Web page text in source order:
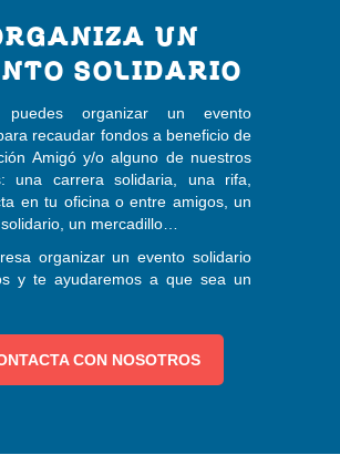
UN
SOLIDARIO
puedes organizar un evento
recaudar fondos a beneficio de
Amigó y/o alguno de nuestros
una carrera solidaria, una rifa,
en tu oficina o entre amigos, un
un mercadillo…
organizar un evento solidario
y te ayudaremos a que sea un
CON NOSOTROS